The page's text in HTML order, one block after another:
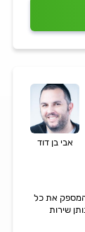
אבי בן דוד
המספק את כל
שירות